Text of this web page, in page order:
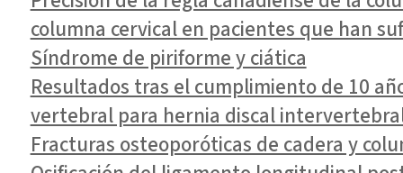
columna cervical en pacientes que han
Síndrome de piriforme y ciática
Resultados tras el cumplimiento de 10
vertebral para hernia discal
Fracturas osteoporóticas de cadera y